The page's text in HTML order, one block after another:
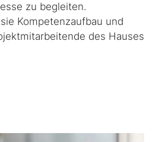
zu begleiten.
Kompetenzaufbau und
des Hauses